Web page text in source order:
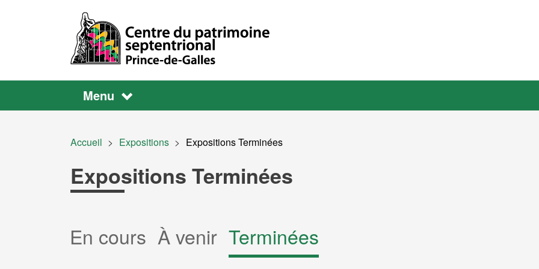
Aller au contenu principal
Main
navigation
Main
Menu
Fil d'Ariane
Accueil Expositions Current:
Expositions Terminées
Expositions Terminées
principaux
En cours À venir Terminées